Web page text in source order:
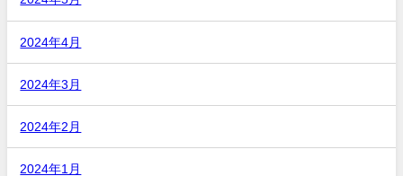
2024年4月
2024年3月
2024年2月
2024年1月